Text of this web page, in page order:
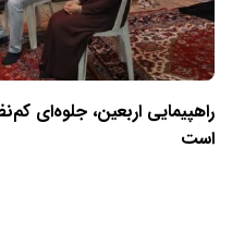
راهپیمایی اربعین، جلوه‌ای
است